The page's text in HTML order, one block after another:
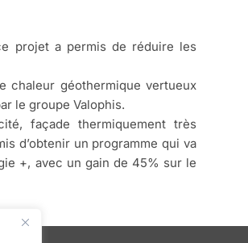
projet a permis de réduire les
chaleur géothermique vertueux
le groupe Valophis.
façade thermiquement très
d’obtenir un programme qui va
+, avec un gain de 45% sur le